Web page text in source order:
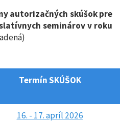
skúšok pre
seminárov v roku
Termín SKÚŠOK
16. - 17. apríl 2026